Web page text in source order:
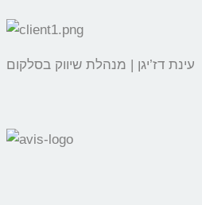
עינת דז’יגן | מנהלת שיווק בסלקום